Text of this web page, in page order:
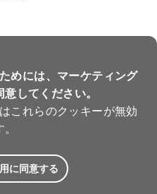
めには、マーケティング
してください。
これらのクッキーが無効
に同意する